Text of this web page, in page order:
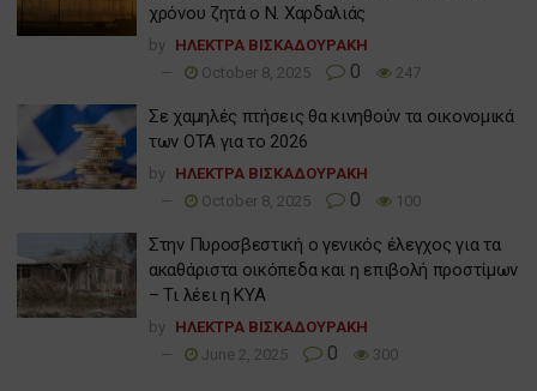
χρόνου ζητά ο Ν. Χαρδαλιάς
by ΗΛΕΚΤΡΑ ΒΙΣΚΑΔΟΥΡΑΚΗ
October 8, 2025
0 247
Σε χαμηλές πτήσεις θα κινηθούν τα οικονομικά
των ΟΤΑ για το 2026
by ΗΛΕΚΤΡΑ ΒΙΣΚΑΔΟΥΡΑΚΗ
October 8, 2025
0 100
Στην Πυροσβεστική ο γενικός έλεγχος για τα
ακαθάριστα οικόπεδα και η επιβολή προστίμων
– Τι λέει η ΚΥΑ
by ΗΛΕΚΤΡΑ ΒΙΣΚΑΔΟΥΡΑΚΗ
June 2, 2025
0 300